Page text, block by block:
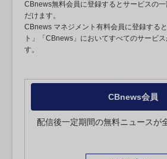
CBnews無料会員に登録するとサービスの
だけます。
CBnews マネジメント有料会員に登録する
ト」「CBnews」においてすべてのサービ
す。
CBnews会員
配信後一定期間の無料ニュースが